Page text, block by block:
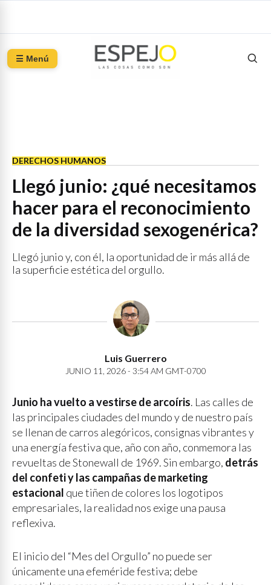
☰ Menú
DERECHOS HUMANOS
Llegó junio: ¿qué necesitamos
hacer para el reconocimiento
de la diversidad sexogenérica?
Llegó junio y, con él, la oportunidad de ir más allá de
la superficie estética del orgullo.
Luis Guerrero
JUNIO 11, 2026 - 3:54 AM GMT-0700
Junio ha vuelto a vestirse de arcoíris. Las calles de
las principales ciudades del mundo y de nuestro país
se llenan de carros alegóricos, consignas vibrantes y
una energía festiva que, año con año, conmemora las
revueltas de Stonewall de 1969. Sin embargo, detrás
del confeti y las campañas de marketing
estacional que tiñen de colores los logotipos
empresariales, la realidad nos exige una pausa
reflexiva.
El inicio del “Mes del Orgullo” no puede ser
únicamente una efeméride festiva; debe